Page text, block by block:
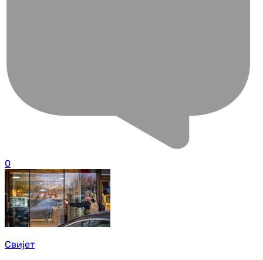
0
Свијет